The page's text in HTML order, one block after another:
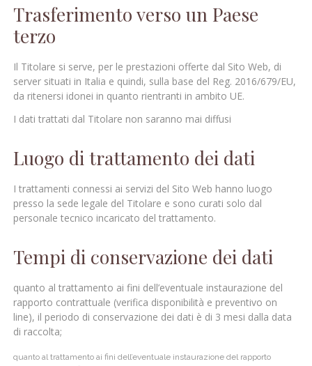
Trasferimento verso un Paese
terzo
Il Titolare si serve, per le prestazioni offerte dal Sito Web, di
server situati in Italia e quindi, sulla base del Reg. 2016/679/EU,
da ritenersi idonei in quanto rientranti in ambito UE.
I dati trattati dal Titolare non saranno mai diffusi
Luogo di trattamento dei dati
I trattamenti connessi ai servizi del Sito Web hanno luogo
presso la sede legale del Titolare e sono curati solo dal
personale tecnico incaricato del trattamento.
Tempi di conservazione dei dati
quanto al trattamento ai fini dell’eventuale instaurazione del
rapporto contrattuale (verifica disponibilità e preventivo on
line), il periodo di conservazione dei dati è di 3 mesi dalla data
di raccolta;
quanto al trattamento ai fini dell’eventuale instaurazione del rapporto